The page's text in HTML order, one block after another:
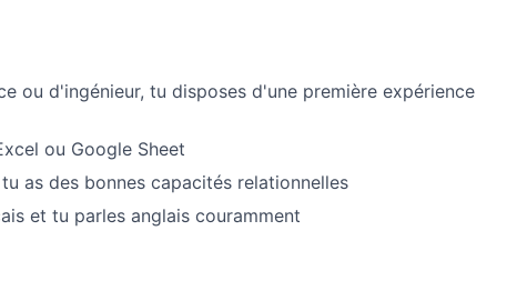
ou d'ingénieur, tu disposes d'une première expérience
ou Google Sheet
as des bonnes capacités relationnelles
et tu parles anglais couramment